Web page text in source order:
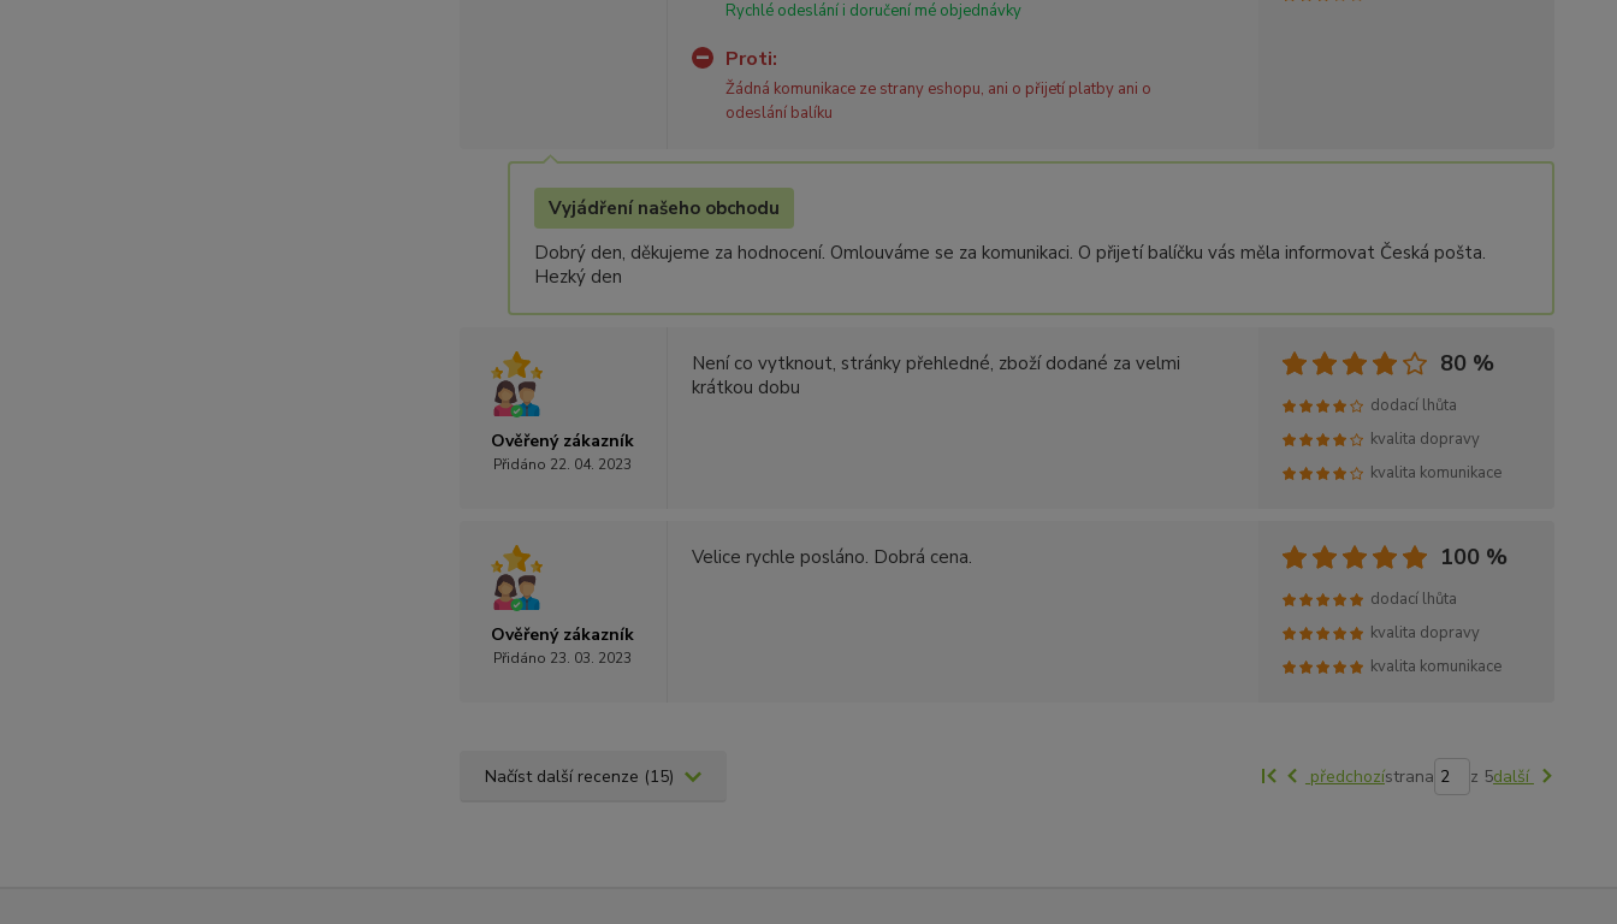
Rychlé odeslání i doručení mé objednávky
Proti:
Žádná komunikace ze strany eshopu, ani o přijetí platby ani o
odeslání balíku
Vyjádření našeho obchodu
Dobrý den, děkujeme za hodnocení. Omlouváme se za komunikaci. O přijetí balíčku vás měla informovat Česká pošta.
Hezký den
Ověřený zákazník
Přidáno 22. 04. 2023
Není co vytknout, stránky přehledné, zboží dodané za velmi
krátkou dobu
80 %
dodací lhůta
kvalita dopravy
kvalita komunikace
Ověřený zákazník
Přidáno 23. 03. 2023
Velice rychle posláno. Dobrá cena. 100 %
dodací lhůta
kvalita dopravy
kvalita komunikace
Načíst další recenze (15) předchozístrana z 5další